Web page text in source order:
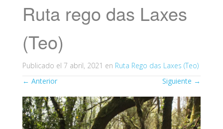
Ruta rego das Laxes
(Teo)
Publicado el 7 abril, 2021 en Ruta Rego das Laxes (Teo)
← Anterior Siguiente →